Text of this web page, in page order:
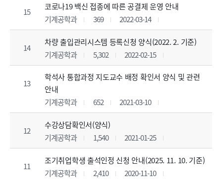
15
코로나19 백신 접종에 따른 공결제 운영 안내
기계공학과
369 2022-03-14
14
차량 출입관리시스템 등록신청 양식(2022. 2. 기준)
기계공학과
5,302 2022-02-15
13
학석사 통합과정 지도교수 배정 확인서 양식 및 관련
안내
기계공학과
652 2021-03-10
12
수강상담확인서(양식)
기계공학과
1,540 2021-01-25
11
조기취업학생 출석인정 신청 안내(2025. 11. 10. 기준)
기계공학과
2,410 2020-11-10